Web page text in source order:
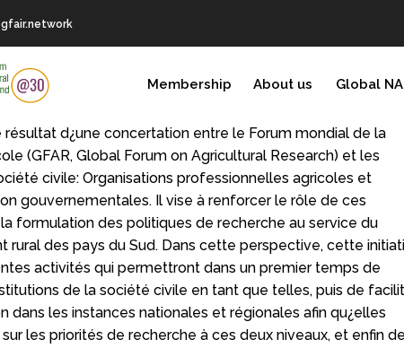
NAVIGATION
Membership About us Global
d¿une concertation entre le Forum mondial de la
(GFAR, Global Forum on Agricultural Research) et les
civile: Organisations professionnelles agricoles et
gouvernementales. Il vise à renforcer le rôle de ces
formulation des politiques de recherche au service du
rural des pays du Sud. Dans cette perspective, cette
activités qui permettront dans un premier temps de
de la société civile en tant que telles, puis de
dans les instances nationales et régionales afin qu¿elles
les priorités de recherche à ces deux niveaux, et enfin de